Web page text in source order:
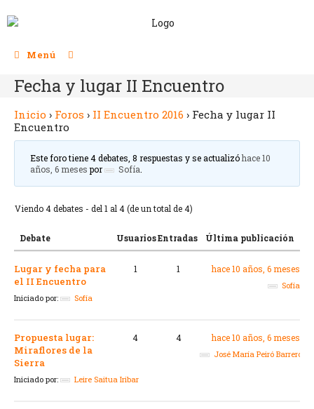
Menú
Fecha y lugar II Encuentro
Inicio › Foros › II Encuentro 2016 › Fecha y lugar II
Encuentro
Este foro tiene 4 debates, 8 respuestas y se actualizóhace 10
años, 6 mesespor Sofía
Viendo 4 debates - del 1 al 4 (de un total de 4)
Debate UsuariosEntradas Última publicación
Lugar y fecha para
el II Encuentro
Iniciado por: Sofía
1 1 hace 10 años, 6 meses
Sofía
Propuesta lugar:
Miraflores de la
Sierra
Iniciado por: Leire Saitua Iribar
4 4 hace 10 años, 6 meses
José María Peiró Barrero